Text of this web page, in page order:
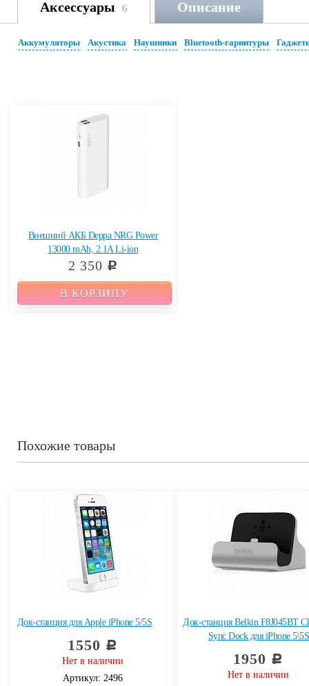
Аксессуары 6 Описание
Аккумуляторы Акустика Наушники Bluetooth-гарнитуры
Внешний АКБ Deppa NRG Power
13000 mAh, 2.1A Li-ion
2 350 c
В КОРЗИНУ
Похожие товары
Док-станция для Apple iPhone 5/5S
1550 c
Нет в наличии
Артикул: 2496
Док-станция Belkin F8J045BT
Sync Dock для iPhone 5\5S
1950 c
Нет в наличии